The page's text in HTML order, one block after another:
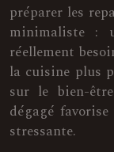
préparer les
minimaliste :
réellement
la cuisine plus
sur le bien-
dégagé
stressante.